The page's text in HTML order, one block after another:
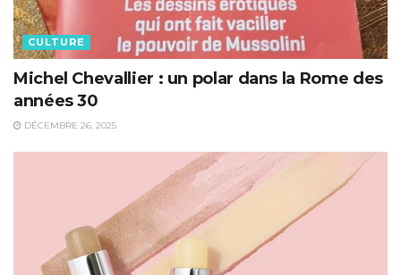
CULTURE
Michel Chevallier : un polar dans la Rome des
années 30
DÉCEMBRE 26, 2025